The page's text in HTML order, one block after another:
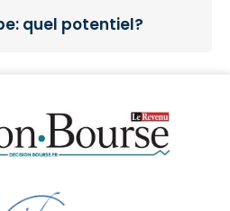
quel potentiel?